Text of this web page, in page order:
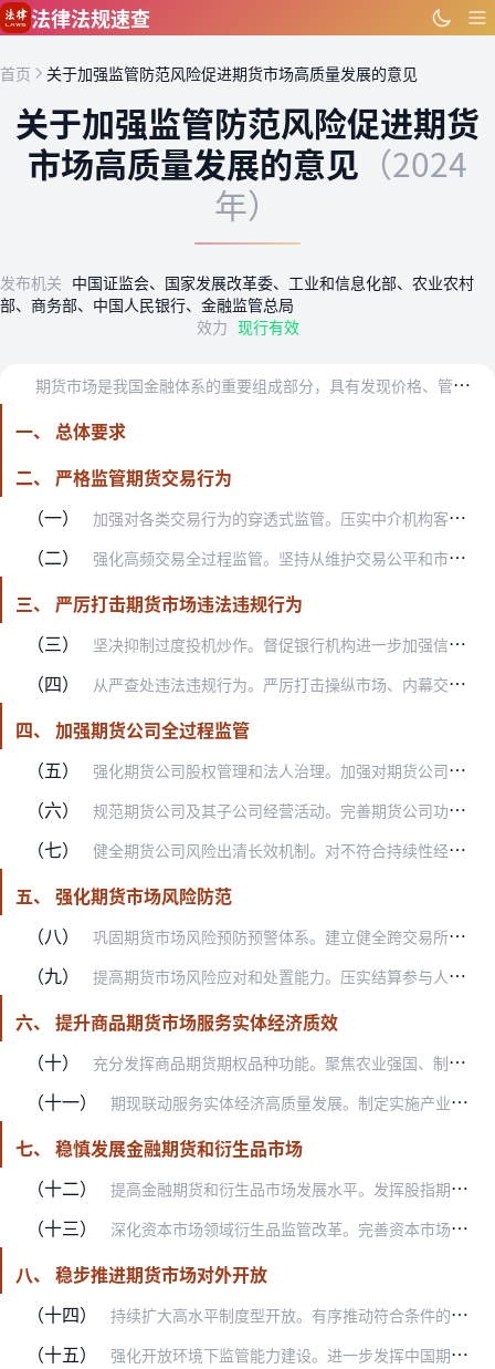
跳到主要内容
法律法规速查
首页 关于加强监管防范风险促进期货市场高质量发展的意见
关于加强监管防范风险促进期货
市场高质量发展的意见 （2024
年）
发布机关 中国证监会、国家发展改革委、工业和信息化部、农业农村
部、商务部、中国人民银行、金融监管总局
效力 现行有效
期
货市场是我国金融体系的重要组成部分，具有发现价格、管理风险、配置资源等功能，与企业和群众生产生活直接相关，对稳定企业经营、活跃商品流通、服务保供稳价发挥着积极…
一、 总体要求
二、 严格监管期货交易行为
（一）
加强对各类交易行为的穿透式监管。压实中介机构客户管理责任，严格落实账户实名制、交易者适当性等监管要求。按照“新老划断”原则，提高市场参与者准入门槛。加强对期货市…
（二） 强化高频交易全过程监管。坚持从维护交易公平和市场稳定运行出发，加强高频交易监管。持续优化特定程序化交易报备制度。完善高频交易监管规则。根据市场发展变化，适时优化…
三、 严厉打击期货市场违法违规行为
（三）
坚决抑制过度投机炒作。督促银行机构进一步加强信贷管理，严防企业违规使用信贷资金从事大宗商品期货投机交易。不断完善监管规则，及时采取有效措施，坚决抑制过度投机，防…
（四） 从严查处违法违规行为。严厉打击操纵市场、内幕交易、编造传播虚假信息等违法违规行为，加强公开曝光，对严重违法违规者实施市场禁入。从严从快查办期货市场大要案件，着力…
四、 加强期货公司全过程监管
（五）
强化期货公司股权管理和法人治理。加强对期货公司股东和实际控制人的穿透式监管，严防不符合规定条件的机构和人员控制期货公司。督导期货公司建立清晰的治理结构和规范的治…
（六） 规范期货公司及其子公司经营活动。完善期货公司功能定位，严格业务资质要求，实现对期货公司及其子公司经营活动的监管全覆盖。加强期货经纪业务监管，规范期货公司营销行为…
（七） 健全期货公司风险出清长效机制。对不符合持续性经营规则要求、严重影响正常经营的期货公司，依法撤销期货业务许可。鼓励通过兼并重组平稳化解期货公司风险。加强舆情管理、…
五、 强化期货市场风险防范
（八）
巩固期货市场风险预防预警体系。建立健全跨交易所跨市场跨境风险监测指标体系。完善期货保证金封闭运行和安全存管规则，保障期货市场资金进出看得清、管得住。加强对大额资…
（九） 提高期货市场风险应对和处置能力。压实结算参与人的风险管理和损失吸收责任。优化担保品管理。严格对期货交割库的资质审查，加强交割库日常管理，推动期货交易所共享交割库…
六、 提升商品期货市场服务实体经济质效
（十）
充分发挥商品期货期权品种功能。聚焦农业强国、制造强国、绿色低碳发展等，完善商品期货市场品种布局。立足于更好满足实体企业风险管理需求，丰富商品期货市场交易工具。推…
（十一） 期现联动服务实体经济高质量发展。制定实施产业客户提升行动计划，持续改善企业套期保值交易的制度环境。稳步推广组合保证金，完善做市商管理规则，降低企业套期保值成本。…
七、 稳慎发展金融期货和衍生品市场
（十二）
提高金融期货和衍生品市场发展水平。发挥股指期货期权稳定市场、活跃市场的双重功能，丰富交易品种，扩大市场覆盖面，提高交易便利性，加强期现货市场协同联动，助力增强股…
（十三） 深化资本市场领域衍生品监管改革。完善资本市场领域衍生品监管规则，统一对证券期货经营机构开展衍生品交易的监管尺度和强度。健全资本市场领域交易报告库，建立统一规范的…
八、 稳步推进期货市场对外开放
（十四）
持续扩大高水平制度型开放。有序推动符合条件的商品期货期权品种纳入对外开放品种范围，允许合格境外投资者参与更多商品期货期权品种交易。研究股指期货、国债期货纳入特定…
（十五） 强化开放环境下监管能力建设。进一步发挥中国期货市场监控中心功能，夯实大数据基础，增强数据挖掘和分析能力，向数字化、智能化、实时响应转型，大力提升开放环境下期货市…